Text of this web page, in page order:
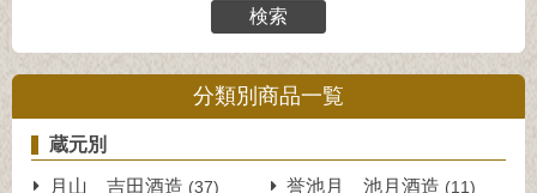
分類別商品一覧
蔵元別
月山 吉田酒造 (37) 誉池月 池月酒造 (11)